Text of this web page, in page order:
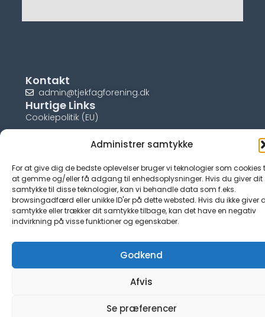
Administrer samtykke
For at give dig de bedste oplevelser bruger vi teknologier som cookies
at gemme og/eller få adgang til enhedsoplysninger. Hvis du giver dit
samtykke til disse teknologier, kan vi behandle data som f.eks.
browsingadfærd eller unikke ID'er på dette websted. Hvis du ikke giver
samtykke eller trækker dit samtykke tilbage, kan det have en negativ
indvirkning på visse funktioner og egenskaber.
Godkend
Afvis
Se præferencer
Kontakt
admin@tjekfagforening.dk
Hurtige Links
Cookiepolitik (EU)
© tjek-fagforening.dk